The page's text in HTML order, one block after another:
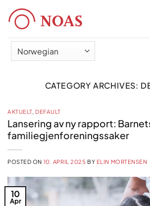
content
CATEGORY ARCHIVES:
AKTUELT, DEFAULT
Lansering av ny rapport:
familiegjenforeningssaker
POSTED ON 10. APRIL 2025 BY ELIN MORTENSEN
10
Apr